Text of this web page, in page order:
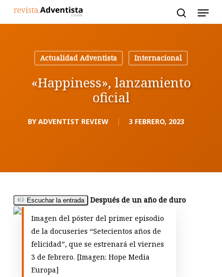
Actualidad Adventista
Internacional
«Happiness», lanzamiento
oficial
BY ADVENTIST REVIEW 3 FEBRERO, 2023
Escuchar la entrada
Imagen del póster del primer episodio
de la docuseries “Setecientos años de
felicidad”, que se estrenará el viernes
3 de febrero. [Imagen: Hope Media
Europa]
Después de un año de duro